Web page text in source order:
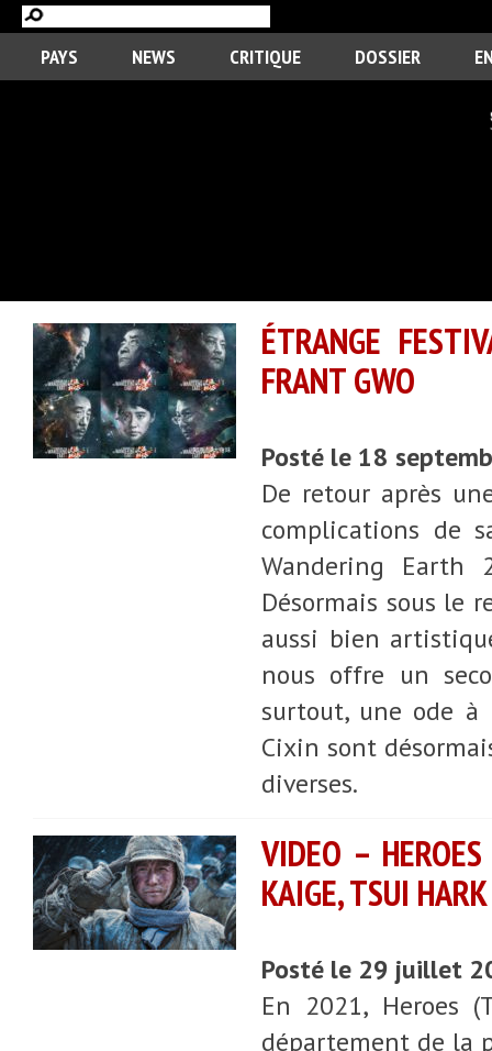
PAYS NEWS CRITIQUE DOSSIER
ÉTRANGE
FRANT GWO
Posté le 18
De retour après
complications de
Wandering Earth
Désormais sous le
aussi bien
nous offre un
surtout, une ode
Cixin sont
diverses.
VIDEO –
KAIGE, TSUI
Posté le 29 juillet
En 2021, Heroes
département de la